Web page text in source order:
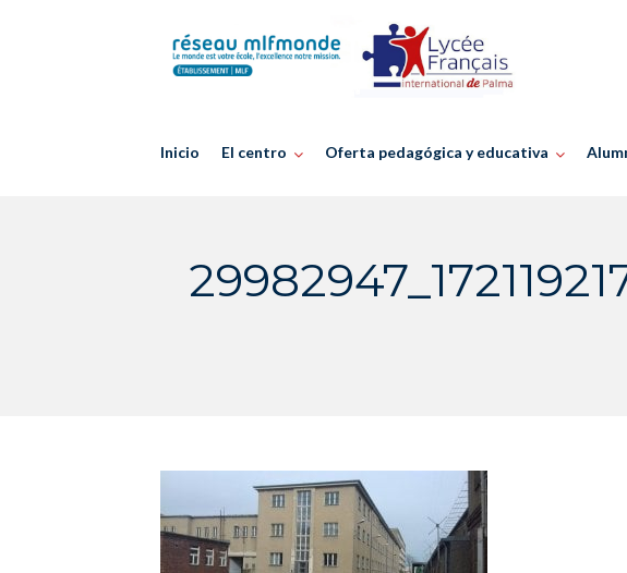
Inicio El centro Oferta pedagógica y educativa